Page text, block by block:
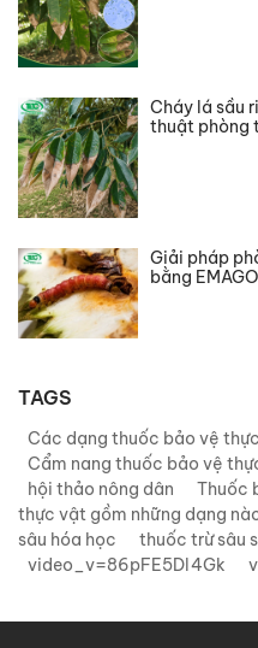
Cháy lá sầu
thuật phòng
Giải pháp
bằng
TAGS
Các dạng thuốc bảo vệ
Cẩm nang thuốc bảo vệ
hội thảo nông dân
Thuốc
thực vật gồm những dạng
sâu hóa học
thuốc trừ sâu
video_v=86pFE5Dl4Gk